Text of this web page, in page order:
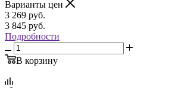
Варианты цен
3 269 руб.
3 845 руб.
Подробности
В корзину